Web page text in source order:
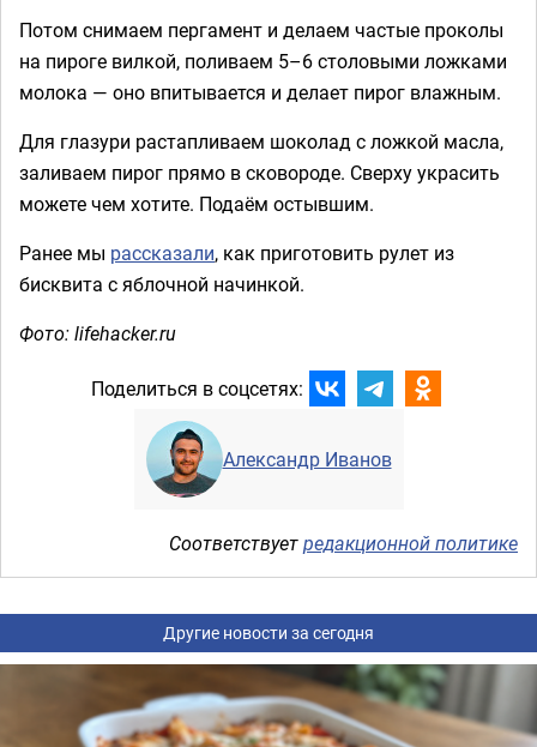
Потом снимаем пергамент и делаем частые проколы
на пироге вилкой, поливаем 5–6 столовыми ложками
молока — оно впитывается и делает пирог влажным.
Для глазури растапливаем шоколад с ложкой масла,
заливаем пирог прямо в сковороде. Сверху украсить
можете чем хотите. Подаём остывшим.
Ранее мы рассказали, как приготовить рулет из
бисквита с яблочной начинкой.
Фото: lifehacker.ru
Поделиться в соцсетях:
Александр Иванов
Соответствуетредакционной политике
Другие новости за сегодня